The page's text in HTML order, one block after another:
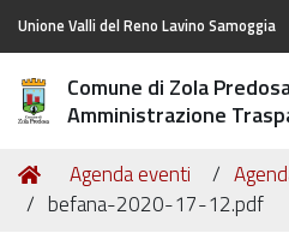
Unione Valli del Reno Lavino Samoggia
Comune di Zola
Amministrazione
Tu
sei
Home
Agenda eventi
befana-2020-17-12.pdf